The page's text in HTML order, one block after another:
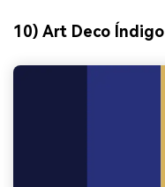
10) Art Deco Índigo